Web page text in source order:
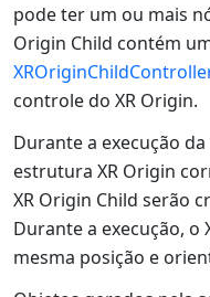
pode ter um ou mais
Origin Child contém
controle do XR Origin.
Durante a execução
estrutura XR Origin
XR Origin Child serão
Durante a execução, o
mesma posição e